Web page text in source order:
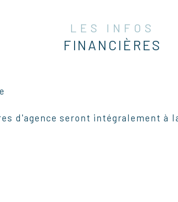
LES INFOS
FINANCIÈRES
d'agence seront intégralement à